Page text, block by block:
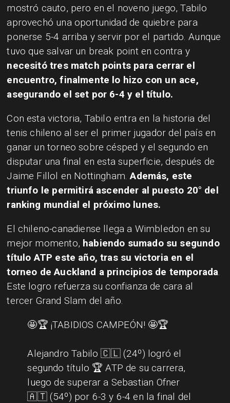
mostró cauto, pero en el noveno juego, Tabilo
aprovechó una oportunidad de quiebre para
ponerse 5-4 arriba y servir por el partido. Aunque
tuvo que salvar un break point en contra y
necesitó tres match points para cerrar el
encuentro, finalmente lo hizo con un ace,
asegurando el set por 6-4 y el título.
Con esta victoria, Tabilo entra en la historia del
tenis chileno al ser el primer jugador del país en
ganar un torneo sobre césped y el segundo en
disputar una final en esta superficie, después de
Jaime Fillol en Nottingham.Además, este
triunfo le permitirá ascender al puesto 20° del
ranking mundial el próximo lunes.
El chileno-canadiense llega a Wimbledon en su
mejor momento, habiendo sumado su segundo
título ATP este año, tras su victoria en el
torneo de Auckland a principios de temporada.
Este logro refuerza su confianza de cara al
tercer Grand Slam del año.
🤩🏆 ¡TABIDIOS CAMPEÓN! 🤩🏆
Alejandro Tabilo 🇨🇱 (24º) logró el
segundo título 🏆 ATP de su carrera,
luego de superar a Sebastian Ofner
🇦🇹 (54º) por 6-3 y 6-4 en la final del